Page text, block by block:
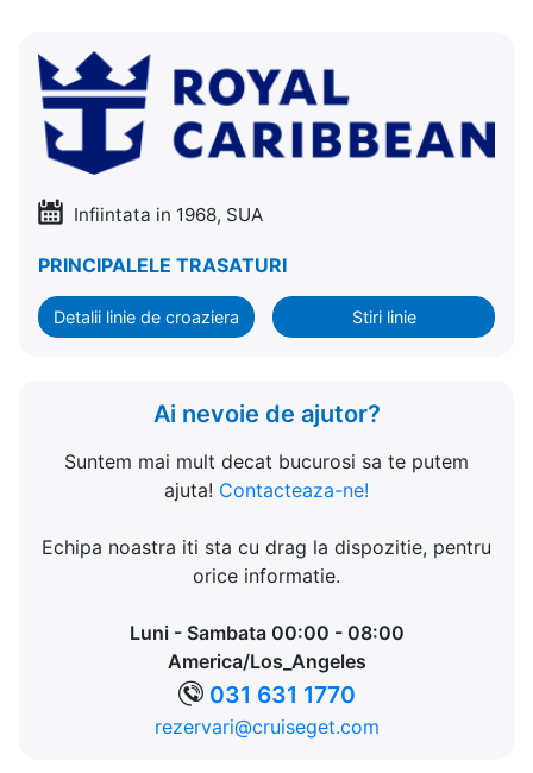
Infiintata in 1968, SUA
PRINCIPALELE TRASATURI
Detalii linie de croaziera Stiri linie
Ai nevoie de ajutor?
Suntem mai mult decat bucurosi sa te putem
ajuta! Contacteaza-ne!
Echipa noastra iti sta cu drag la dispozitie, pentru
orice informatie.
Luni - Sambata 00:00 - 08:00
America/Los_Angeles
031 631 1770
rezervari@cruiseget.com